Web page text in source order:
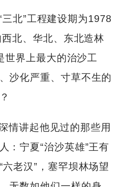
北”工程建设期为1978
北、华北、东北造林
世界上最大的治沙工
沙化严重、寸草不生的
情讲起他见过的那些用
：宁夏“治沙英雄”王有
老汉”，塞罕坝林场望